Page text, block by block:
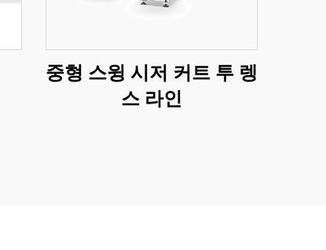
중형 스윙 시저 커트 투 렝
스 라인